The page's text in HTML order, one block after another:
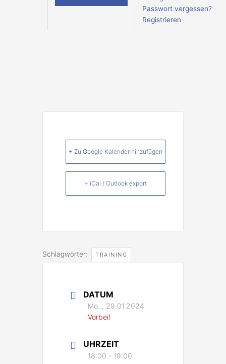
Passwort vergessen?
Registrieren
+ Zu Google Kalender hinzufügen
+ iCal / Outlook export
Schlagwörter: TRAINING
DATUM
Mo.., 29.01.2024
Vorbei!
UHRZEIT
18:00 - 19:00